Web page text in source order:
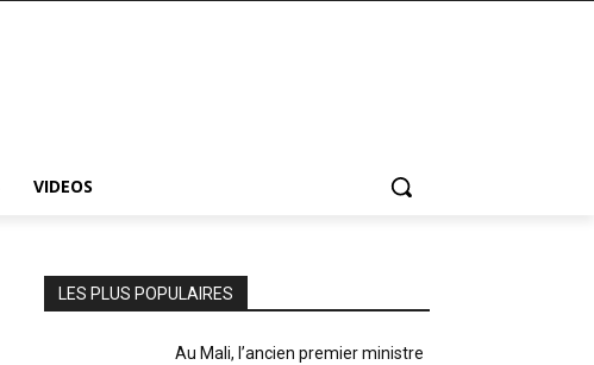
VIDEOS
LES PLUS POPULAIRES
Au Mali, l’ancien premier ministre